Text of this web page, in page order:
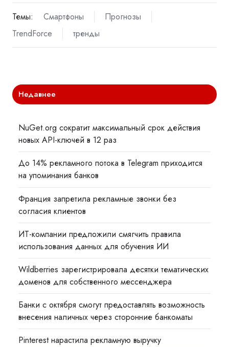
Темы: Смартфоны
Прогнозы
TrendForce
тренды
Недавнее
NuGet.org сократит максимальный срок действия
новых API-ключей в 12 раз
До 14% рекламного потока в Telegram приходится
на упоминания банков
Франция запретила рекламные звонки без
согласия клиентов
ИТ-компании предложили смягчить правила
использования данных для обучения ИИ
Wildberries зарегистрировала десятки тематических
доменов для собственного мессенджера
Банки с октября смогут предоставлять возможность
внесения наличных через сторонние банкоматы
Pinterest нарастила рекламную выручку